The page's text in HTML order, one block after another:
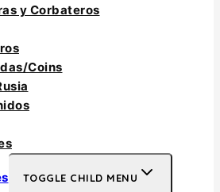
y Corbateros
Coins
TOGGLE CHILD MENU